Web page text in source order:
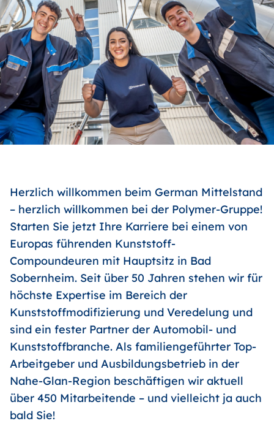
Herzlich willkommen beim German Mittelstand
– herzlich willkommen bei der Polymer-Gruppe!
Starten Sie jetzt Ihre Karriere bei einem von
Europas führenden Kunststoff-
Compoundeuren mit Hauptsitz in Bad
Sobernheim. Seit über 50 Jahren stehen wir für
höchste Expertise im Bereich der
Kunststoffmodifizierung und Veredelung und
sind ein fester Partner der Automobil- und
Kunststoffbranche. Als familiengeführter Top-
Arbeitgeber und Ausbildungsbetrieb in der
Nahe-Glan-Region beschäftigen wir aktuell
über 450 Mitarbeitende – und vielleicht ja auch
bald Sie!